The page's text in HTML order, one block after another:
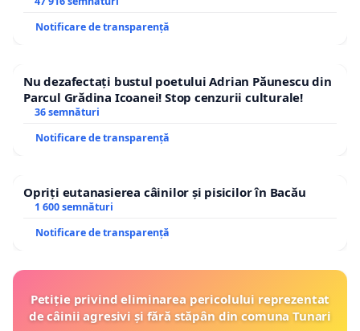
Notificare de transparență
Nu dezafectați bustul poetului Adrian Păunescu din
Parcul Grădina Icoanei! Stop cenzurii culturale!
36 semnături
Notificare de transparență
Opriți eutanasierea câinilor și pisicilor în Bacău
1 600 semnături
Notificare de transparență
Petiție privind eliminarea pericolului reprezentat
de câinii agresivi și fără stăpân din comuna Tunari